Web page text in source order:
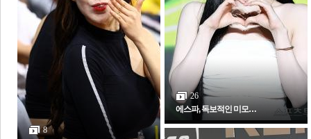
8
26
에스파, 독보적인 미모…